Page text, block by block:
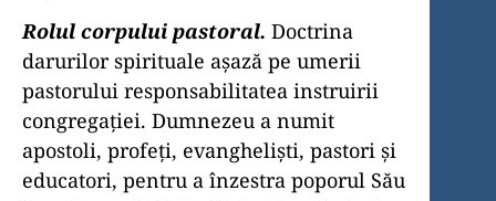
Rolul corpului pastoral. Doctrina
darurilor spirituale aşază pe umerii
pastorului responsabilitatea instruirii
congregaţiei. Dumnezeu a numit
apostoli, profeţi, evanghelişti, pastori şi
educatori, pentru a înzestra poporul Său